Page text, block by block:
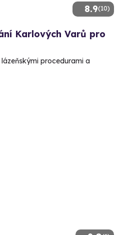
8.9(10)
Karlových Varů pro
procedurami a